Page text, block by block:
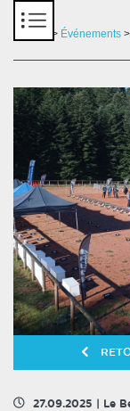
> Événements
27.09.2025 Le